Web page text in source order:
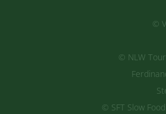
©
© NLW
© SFT Slow